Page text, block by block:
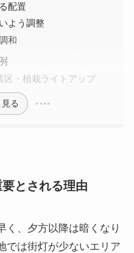
配置
よう調整
和
区・植栽ライトアップ
る
とされる理由
く、夕方以降は暗くなり
では街灯が少ないエリア